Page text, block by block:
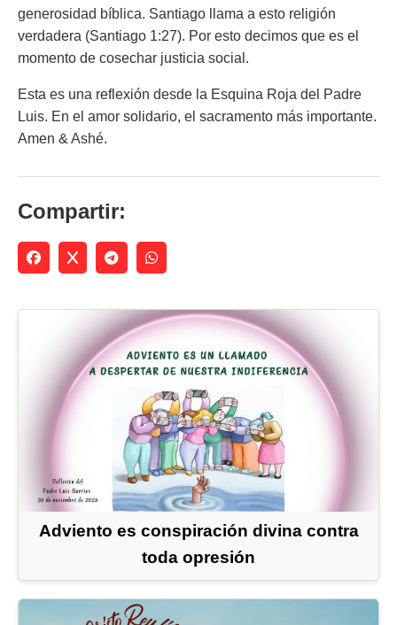
generosidad bíblica. Santiago llama a esto religión
verdadera (Santiago 1:27). Por esto decimos que es el
momento de cosechar justicia social.
Esta es una reflexión desde la Esquina Roja del Padre
Luis. En el amor solidario, el sacramento más importante.
Amen & Ashé.
Compartir:
Adviento es conspiración divina contra
toda opresión